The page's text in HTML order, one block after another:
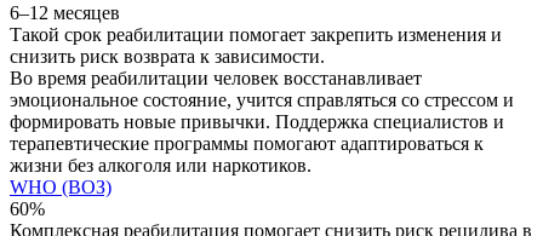
6–12 месяцев
Такой срок реабилитации помогает закрепить изменения и
снизить риск возврата к зависимости.
Во время реабилитации человек восстанавливает
эмоциональное состояние, учится справляться со стрессом и
формировать новые привычки. Поддержка специалистов и
терапевтические программы помогают адаптироваться к
жизни без алкоголя или наркотиков.
WHO (ВОЗ)
60%
Комплексная реабилитация помогает снизить риск рецидива в